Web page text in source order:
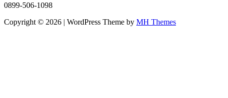
0899-506-1098
Copyright © 2026 | WordPress Theme by MH Themes